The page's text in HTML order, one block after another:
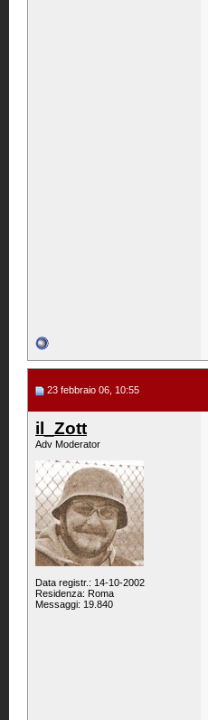
23 febbraio 06, 10:55
il_Zott
Adv Moderator
Data registr.: 14-10-2002
Residenza: Roma
Messaggi: 19.840